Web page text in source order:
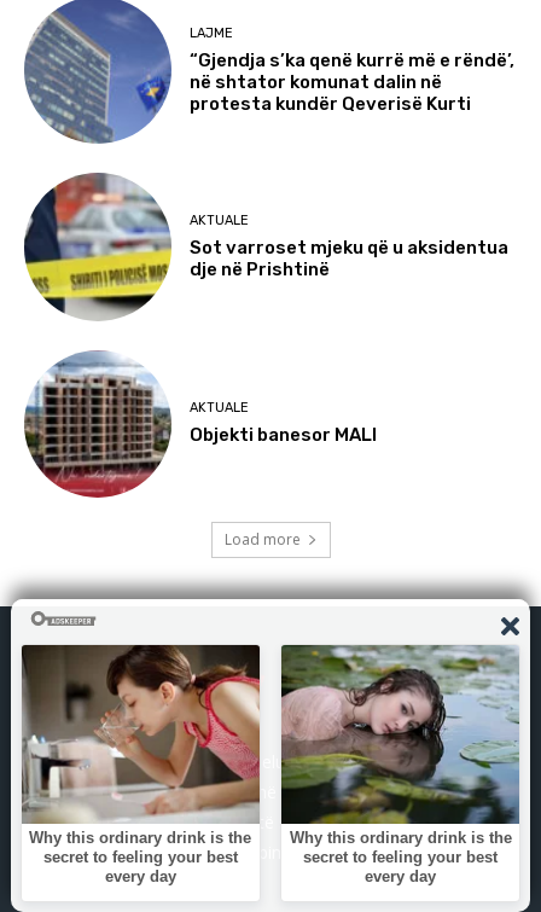
LAJME
“Gjendja s’ka qenë kurrë më e rëndë’,
në shtator komunat dalin në
protesta kundër Qeverisë Kurti
AKTUALE
Sot varroset mjeku që u aksidentua
dje në Prishtinë
AKTUALE
Objekti banesor MALI
Load more
GazetaKosova.net është themeluar më 1 gusht 2024 nga
gazetarë me përvojë të gjatë në media. Si medium i pavarur,
synojmë të ofrojmë raportim të shpejtë, të saktë dhe të
paanshëm, gjithmonë në shërbim të informimit të drejtë të